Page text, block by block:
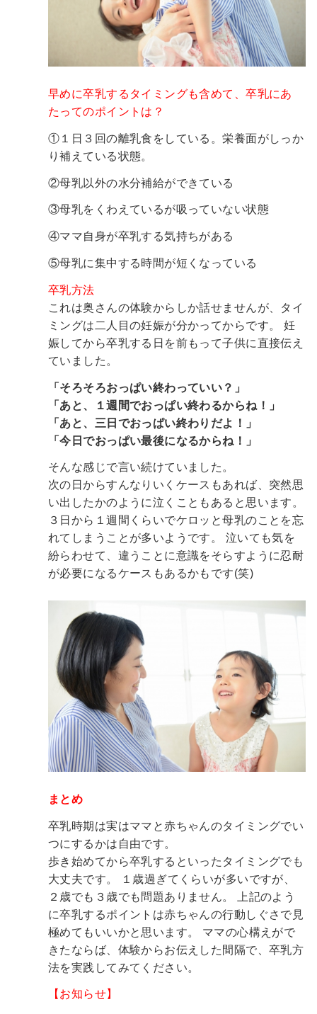
早めに卒乳するタイミングも含めて、卒乳にあ
たってのポイントは？
①１日３回の離乳食をしている。栄養面がしっか
り補えている状態。
②母乳以外の水分補給ができている
③母乳をくわえているが吸っていない状態
④ママ自身が卒乳する気持ちがある
⑤母乳に集中する時間が短くなっている
卒乳方法
これは奥さんの体験からしか話せませんが、タイ
ミングは二人目の妊娠が分かってからです。
妊
娠してから卒乳する日を前もって子供に直接伝え
ていました。
「そろそろおっぱい終わっていい？」
「あと、１週間でおっぱい終わるからね！」
「あと、三日でおっぱい終わりだよ！」
「今日でおっぱい最後になるからね！」
そんな感じで言い続けていました。
次の日からすんなりいくケースもあれば、突然思
い出したかのように泣くこともあると思います。
３日から１週間くらいでケロッと母乳のことを忘
れてしまうことが多いようです。
泣いても気を
紛らわせて、違うことに意識をそらすように忍耐
が必要になるケースもあるかもです(笑)
まとめ
卒乳時期は実はママと赤ちゃんのタイミングでい
つにするかは自由です。
歩き始めてから卒乳するといったタイミングでも
大丈夫です。
１歳過ぎてくらいが多いですが、
２歳でも３歳でも問題ありません。
上記のよう
に卒乳するポイントは赤ちゃんの行動しぐさで見
極めてもいいかと思います。
ママの心構えがで
きたならば、体験からお伝えした間隔で、卒乳方
法を実践してみてください。
【お知らせ】